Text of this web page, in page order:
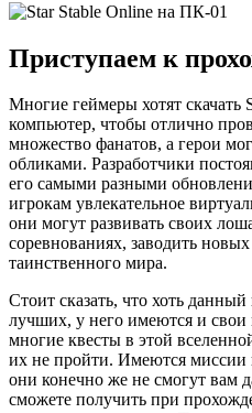
Приступаем к
Многие геймеры хотят скачать
компьютер, чтобы отлично
множество фанатов, а герои
обликами. Разработчики
его самыми разными
игрокам увлекательное
они могут развивать своих
соревнованиях, заводить
таинственного мира.
Стоит сказать, что хоть
лучших, у него имеются и
многие квесты в этой
их не пройти. Имеются миссии
они конечно же не смогут вам
сможете получить при